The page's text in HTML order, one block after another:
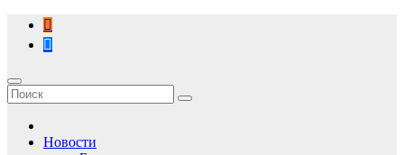
Перейти
содержимому
Новости